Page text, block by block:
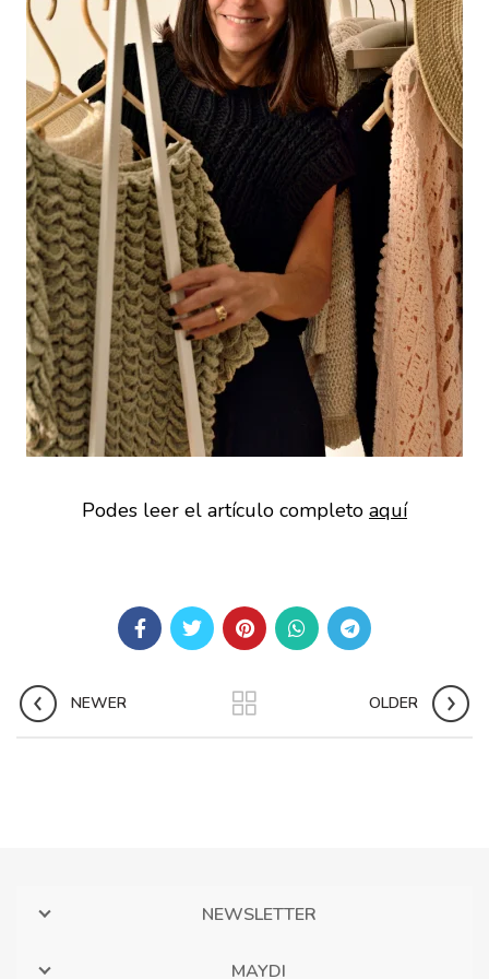
Podes leer el artículo completo aquí
NEWER OLDER
NEWSLETTER
MAYDI